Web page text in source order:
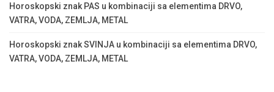
Horoskopski znak PAS u kombinaciji sa elementima DRVO,
VATRA, VODA, ZEMLJA, METAL
Horoskopski znak SVINJA u kombinaciji sa elementima DRVO,
VATRA, VODA, ZEMLJA, METAL